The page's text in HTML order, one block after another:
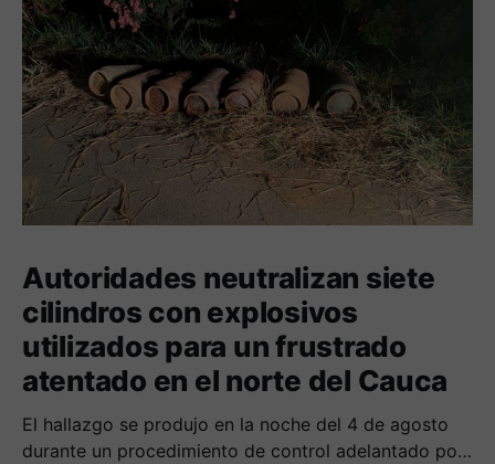
Autoridades neutralizan siete
cilindros con explosivos
utilizados para un frustrado
atentado en el norte del Cauca
El hallazgo se produjo en la noche del 4 de agosto
durante un procedimiento de control adelantado por